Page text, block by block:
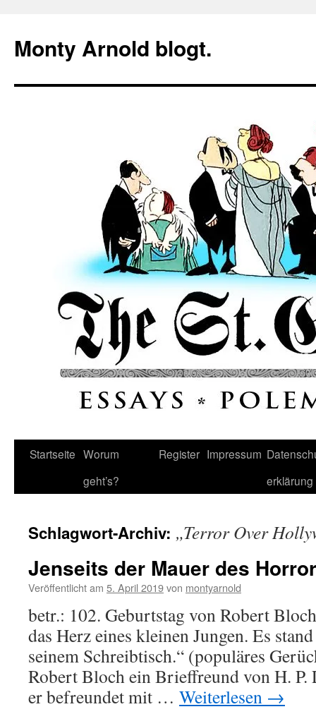
springen
Monty Arnold blogt.
Startseite Worum
geht’s?
Register Impressum
erklärung
Schlagwort-Archiv: „Terror Over
Jenseits der Mauer des
Veröffentlicht am 5. April 2019von montyarnold
betr.: 102. Geburtstag von Robert
das Herz eines kleinen Jungen. Es
seinem Schreibtisch.“ (populäres
Robert Bloch ein Brieffreund von H. P.
er befreundet mit … Weiterlesen →